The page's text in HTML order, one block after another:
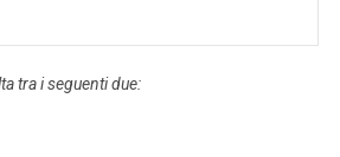
tra i seguenti due: